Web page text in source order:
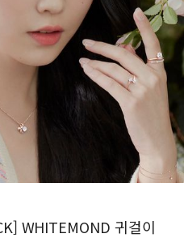
WHITEMOND 귀걸이